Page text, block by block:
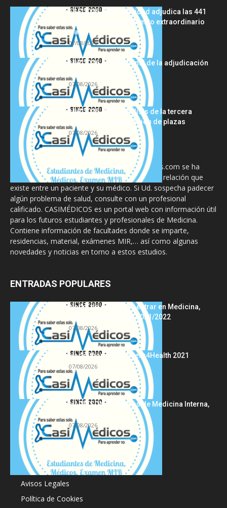
FSE 2025-2026: Sanidad adjudica las 441
plazas del procedimiento extraordinario
tras...
07/08/2026
MIR 2026: análisis final de la adjudicación
de plazas y claves...
07/08/2026
MIR 2025-2026: análisis de la tercera
semana de adjudicación de plazas
07/08/2026
La información proporcionada en CasiMedicos.com se ha
diseñado para complementar, no substituir, la relación que
existe entre un paciente y su médico. Si Ud. sospecha padecer
algún problema de salud, consulte con un profesional
calificado. CASIMÉDICOS es un portal web con información útil
para los futuros estudiantes y profesionales de Medicina.
Contiene información de facultades donde se imparte,
residencias, material, exámenes MIR,… así como algunas
novedades y noticias en torno a estos estudios.
ENTRADAS POPULARES
Notas de corte para entrar en Medicina,
curso 2022/2023 vs 2021/2022
07/08/2026
Hackathon Innomakers4Health 2021
07/08/2026
HARRISON Principios de Medicina Interna,
07/08/2026
Acerca de
Avisos Legales
Política de Cookies